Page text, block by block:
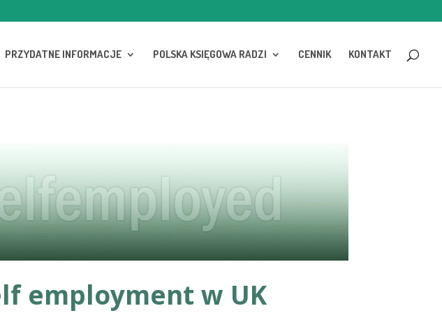
PRZYDATNE INFORMACJE POLSKA KSIĘGOWA RADZI CENNIK KONTAKT
employment w UK